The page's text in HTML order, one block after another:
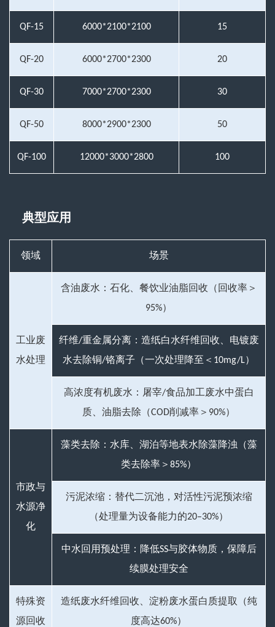
QF-15 6000*2100*2100 15
QF-20 6000*2700*2300 20
QF-30 7000*2700*2300 30
QF-50 8000*2900*2300 50
QF-100 12000*3000*2800 100
典型应用
领域 场景
工业废
水处理
含油废水：石化、餐饮业油脂回收（回收率＞
95%）
纤维/重金属分离：造纸白水纤维回收、电镀废
水去除铜/铬离子（一次处理降至＜10mg/L）
高浓度有机废水：屠宰/食品加工废水中蛋白
质、油脂去除（COD削减率＞90%）
市政与
水源净
化
藻类去除：水库、湖泊等地表水除藻降浊（藻
类去除率＞85%）
污泥浓缩：替代二沉池，对活性污泥预浓缩
（处理量为设备能力的20–30%）
中水回用预处理：降低SS与胶体物质，保障后
续膜处理安全
特殊资
源回收
造纸废水纤维回收、淀粉废水蛋白质提取（纯
度高达60%）